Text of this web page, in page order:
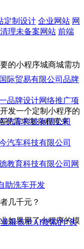
的小程序城商城需功
发一个定制小程序的
视需求复杂程度来
几千元？
如果用了小程序的模
定制设计 企业网站 网
清理未备案网站 前端
际贸易有限公司品牌
品牌设计网络推广项
汽车科技有限公司
汽车科技有限公司
教育科技有限公司网
助洗车开发
最该抢AI搜索的“头